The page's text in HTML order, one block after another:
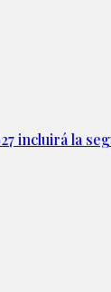
incluirá la